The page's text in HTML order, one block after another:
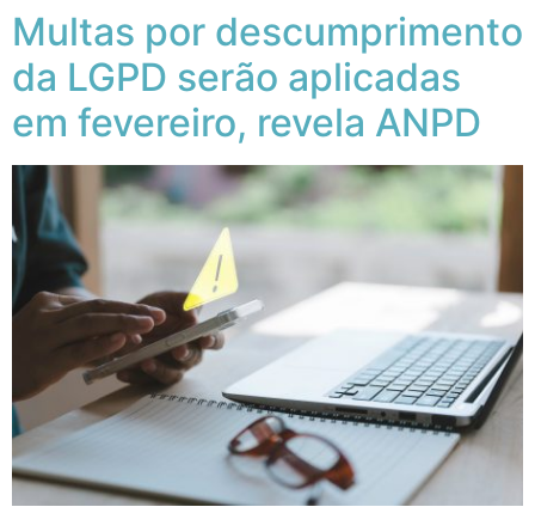
Multas por descumprimento
da LGPD serão aplicadas
em fevereiro, revela ANPD